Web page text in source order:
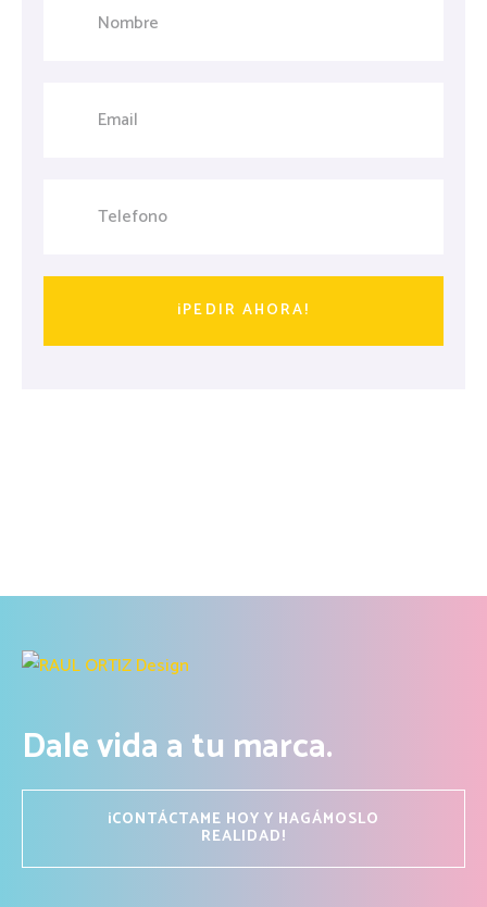
Dale vida a tu marca.
¡CONTÁCTAME HOY Y HAGÁMOSLO
REALIDAD!